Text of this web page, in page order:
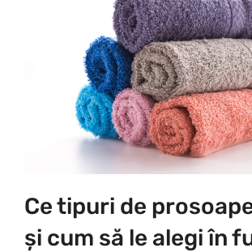
Ce tipuri de
și cum să le alegi în